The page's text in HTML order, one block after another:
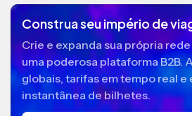
Construa seu império de
Crie e expanda sua própria
uma poderosa plataforma B2B.
globais, tarifas em tempo real e
instantânea de bilhetes.